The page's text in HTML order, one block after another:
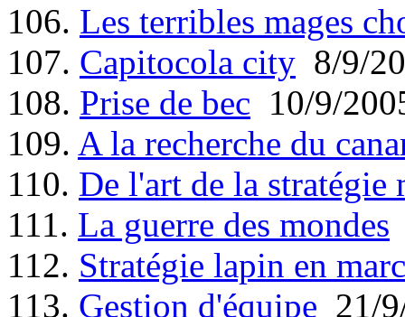
106. Les terribles mages
107. Capitocola city 8/9/
108. Prise de bec 10/9/
109. A la recherche du
110. De l'art de la stratégie
111. La guerre des mondes
112. Stratégie lapin en
113. Gestion d'équipe 21/